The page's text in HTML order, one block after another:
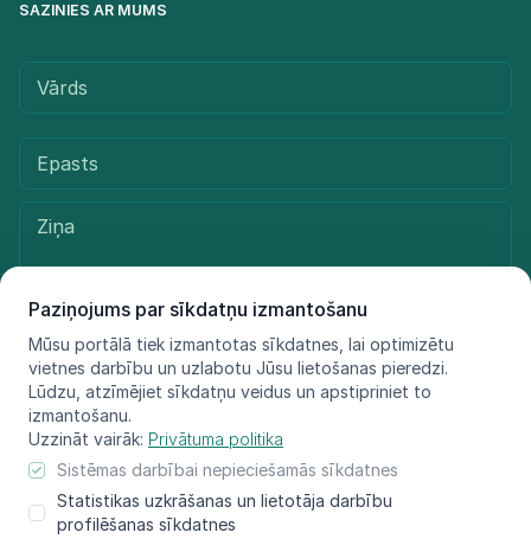
Paziņojums par sīkdatņu izmantošanu
Mūsu portālā tiek izmantotas sīkdatnes, lai optimizētu
vietnes darbību un uzlabotu Jūsu lietošanas pieredzi.
Lūdzu, atzīmējiet sīkdatņu veidus un apstipriniet to
izmantošanu.
Uzzināt vairāk: Privātuma politika
Sistēmas darbībai nepieciešamās sīkdatnes
Statistikas uzkrāšanas un lietotāja darbību
profilēšanas sīkdatnes
SAZINIES AR MUMS
Sūtīt ziņu
© LIFE FOR SPECIES, 2021 - 2025
Informācija atspoguļo tikai projekta LIFE FOR SPECIES īstenotāju
redzējumu, Eiropas Klimata, infrastruktūras